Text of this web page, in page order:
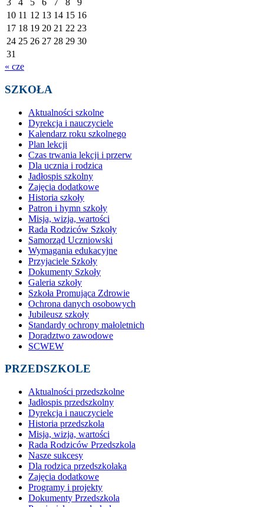
3
4 5 6 7 8
9
10 11 12 13 14 15 16
17 18 19 20 21 22 23
24 25 26 27 28 29 30
31
« cze
SZKOŁA
Aktualności szkolne
Dyrekcja i nauczyciele
Kalendarz roku szkolnego
Plan lekcji
Czas trwania lekcji i przerw
Dla ucznia i rodzica
Jadłospis szkolny
Zajęcia dodatkowe
Historia szkoły
Patron i hymn szkoły
Misja, wizja, wartości
Rada Rodziców Szkoły
Samorząd Uczniowski
Wymagania edukacyjne
Przyjaciele Szkoły
Dokumenty Szkoły
Galeria szkoły
Szkoła Promująca Zdrowie
Ochrona danych osobowych
Jubileusz szkoły
Standardy ochrony małoletnich
Doradztwo zawodowe
SCWEW
PRZEDSZKOLE
Aktualności przedszkolne
Jadłospis przedszkolny
Dyrekcja i nauczyciele
Historia przedszkola
Misja, wizja, wartości
Rada Rodziców Przedszkola
Nasze sukcesy
Dla rodzica przedszkolaka
Zajęcia dodatkowe
Programy i projekty
Dokumenty Przedszkola